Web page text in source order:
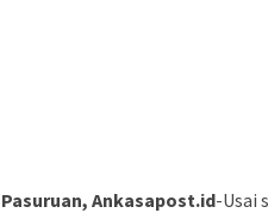
Pasuruan, Ankasapost.id-Usai